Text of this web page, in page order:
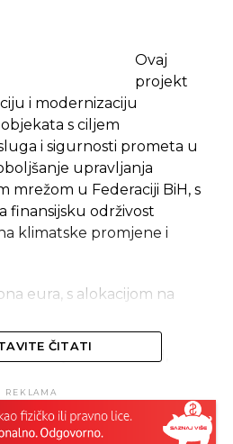
Ovaj
projekt
i modernizaciju
s ciljem
i sigurnosti prometa u
upravljanja
mrežom u Federaciji BiH, s
finansijsku održivost
klimatske promjene i
eura, s alokacijom na
finansija i trezora BiH,
a za bh. potpisnika
i trezora Vjekoslav
ČITATI
REKLAMA